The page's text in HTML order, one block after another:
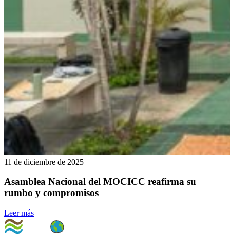
11 de diciembre de 2025
Asamblea Nacional del MOCICC reafirma su
rumbo y compromisos
Leer más